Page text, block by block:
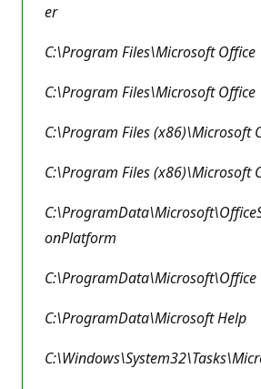
er
C:\Program Files\Microsoft Office
C:\Program Files\Microsoft Office
C:\Program Files (x86)\Microsoft
C:\Program Files (x86)\Microsoft
onPlatform
C:\ProgramData\Microsoft\Office
C:\ProgramData\Microsoft Help